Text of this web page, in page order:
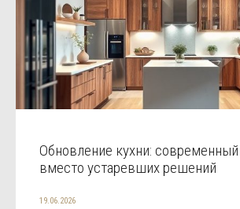
Обновление кухни:
вместо устаревших решений
19.06.2026